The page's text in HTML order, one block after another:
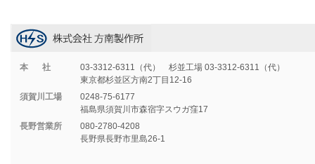
本社
03-3312-6311（代） 杉並工場 03-3312-6311（代）
東京都杉並区方南2丁目12-16
須賀川工場
0248-75-6177
福島県須賀川市森宿字スウガ窪17
長野営業所
080-2780-4208
長野県長野市里島26-1